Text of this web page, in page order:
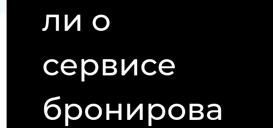
ли о
сервисе
бронирова